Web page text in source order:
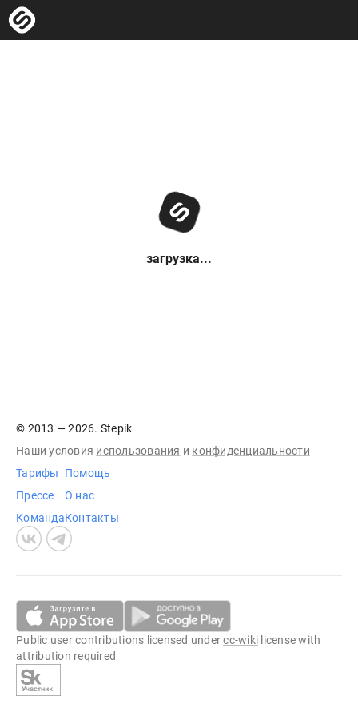
загрузка...
© 2013 — 2026. Stepik
Наши условия использования и конфиденциальности
Тарифы
Прессе
Команда
Помощь
О нас
Контакты
Public user contributions licensed undercc-wiki license with
attribution required